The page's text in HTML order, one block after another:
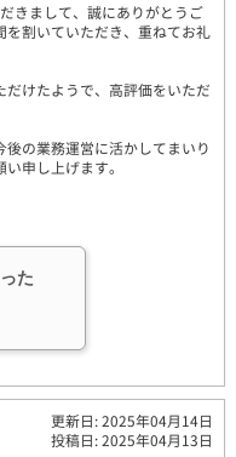
きまして、誠にありがとうご
割いていただき、重ねてお礼
けたようで、高評価をいただ
の業務運営に活かしてまいり
申し上げます。
た
更新日: 2025年04月14日
投稿日: 2025年04月13日